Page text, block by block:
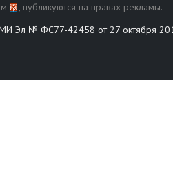
, публикуются на правах рекламы.
Эл № ФС77-42458 от 27 октября